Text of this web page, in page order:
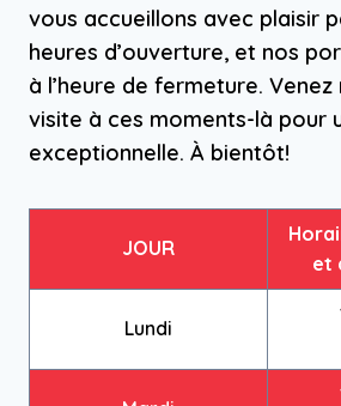
vous accueillons avec plaisir
heures d’ouverture, et nos
à l’heure de fermeture.
visite à ces moments-là pour
exceptionnelle. À bientôt!
JOUR
et
Lundi